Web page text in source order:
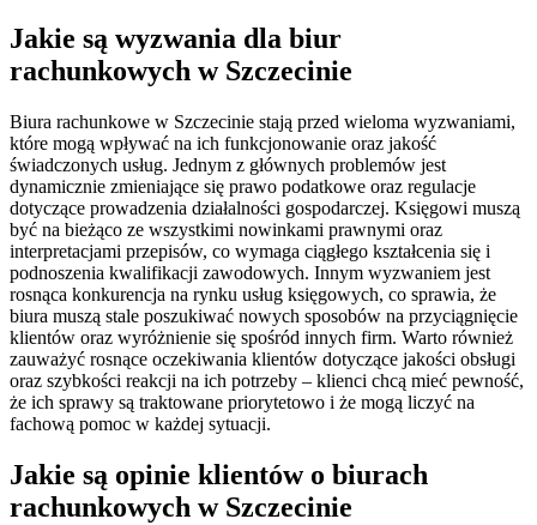
Jakie są wyzwania dla biur
rachunkowych w Szczecinie
Biura rachunkowe w Szczecinie stają przed wieloma wyzwaniami,
które mogą wpływać na ich funkcjonowanie oraz jakość
świadczonych usług. Jednym z głównych problemów jest
dynamicznie zmieniające się prawo podatkowe oraz regulacje
dotyczące prowadzenia działalności gospodarczej. Księgowi muszą
być na bieżąco ze wszystkimi nowinkami prawnymi oraz
interpretacjami przepisów, co wymaga ciągłego kształcenia się i
podnoszenia kwalifikacji zawodowych. Innym wyzwaniem jest
rosnąca konkurencja na rynku usług księgowych, co sprawia, że
biura muszą stale poszukiwać nowych sposobów na przyciągnięcie
klientów oraz wyróżnienie się spośród innych firm. Warto również
zauważyć rosnące oczekiwania klientów dotyczące jakości obsługi
oraz szybkości reakcji na ich potrzeby – klienci chcą mieć pewność,
że ich sprawy są traktowane priorytetowo i że mogą liczyć na
fachową pomoc w każdej sytuacji.
Jakie są opinie klientów o biurach
rachunkowych w Szczecinie